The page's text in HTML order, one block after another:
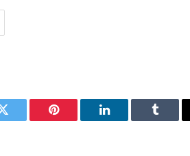
Twitter Pinterest LinkedIn Tumblr